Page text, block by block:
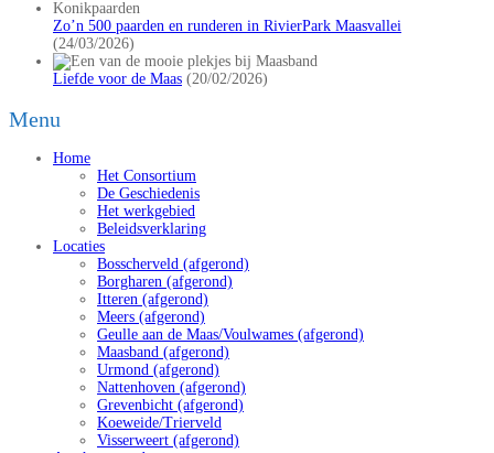
Zo’n 500 paarden en runderen in RivierPark Maasvallei
(24/03/2026)
Liefde voor de Maas (20/02/2026)
Menu
Home
Het Consortium
De Geschiedenis
Het werkgebied
Beleidsverklaring
Locaties
Bosscherveld (afgerond)
Borgharen (afgerond)
Itteren (afgerond)
Meers (afgerond)
Geulle aan de Maas/Voulwames (afgerond)
Maasband (afgerond)
Urmond (afgerond)
Nattenhoven (afgerond)
Grevenbicht (afgerond)
Koeweide/Trierveld
Visserweert (afgerond)